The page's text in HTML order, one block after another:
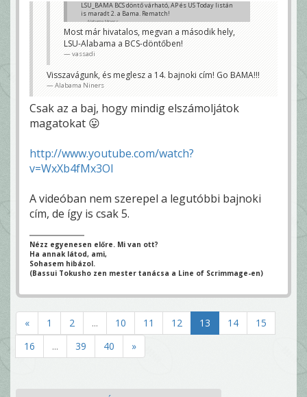
LSU_BAMA BCS döntő várható, AP és US Today listán
is maradt 2. a Bama. Rematch!
Alabama Niners
Most már hivatalos, megvan a második hely,
LSU-Alabama a BCS-döntőben!
vassadi
Visszavágunk, és meglesz a 14. bajnoki cím! Go BAMA!!!
Alabama Niners
Csak az a baj, hogy mindig elszámoljátok
magatokat 😛
http://www.youtube.com/watch?
v=WxXb4fMx3OI
A videóban nem szerepel a legutóbbi bajnoki
cím, de így is csak 5.
Nézz egyenesen előre. Mi van ott?
Ha annak látod, ami,
Sohasem hibázol.
(Bassui Tokusho zen mester tanácsa a Line of Scrimmage-en)
« 1 2 ... 10 11 12 13 14
15
16
... 39 40 »